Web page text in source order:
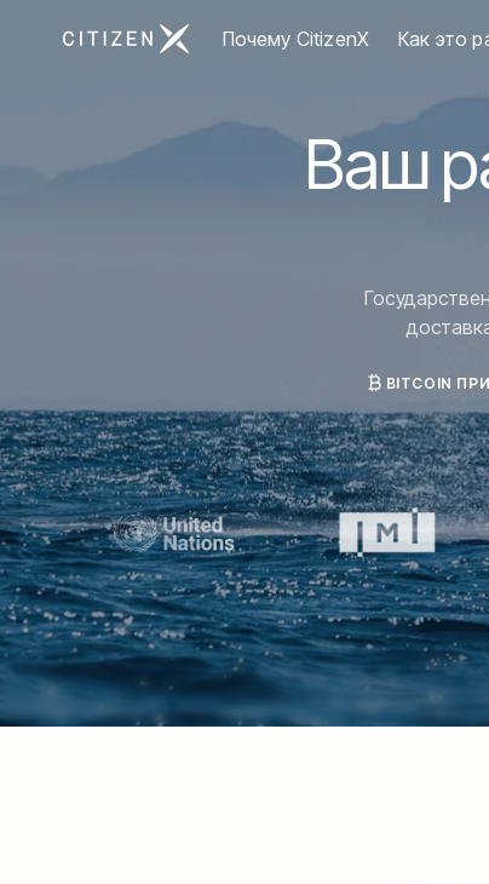
Перейти на главную страницу CitizenX
Почему CitizenX Как это
Ваш
BITCOIN